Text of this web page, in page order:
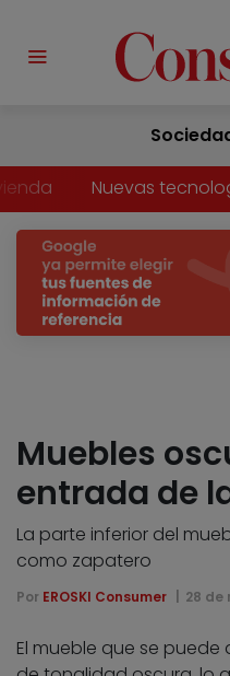
Nuevas
Muebles
entrada de
La parte inferior del
como zapatero
Por EROSKI Consumer 28 de
El mueble que se